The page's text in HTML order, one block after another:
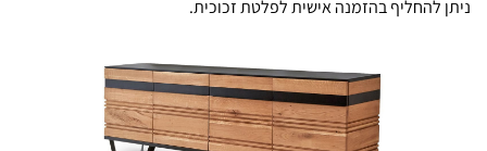
ניתן להחליף בהזמנה אישית לפלטת זכוכית.